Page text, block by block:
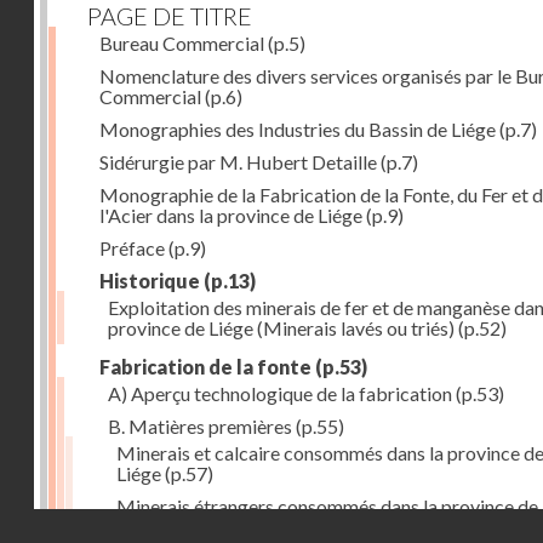
PAGE DE TITRE
Bureau Commercial(p.5)
Nomenclature des divers services organisés par le
Commercial(p.6)
Monographies des Industries du Bassin de Liége(p.7)
Sidérurgie par M. Hubert Detaille(p.7)
Monographie de la Fabrication de la Fonte, du Fer et
l'Acier dans la province de Liége(p.9)
Préface(p.9)
Historique (p.13)
Exploitation des minerais de fer et de manganèse
province de Liége (Minerais lavés ou triés) (p.52)
Fabrication de la fonte (p.53)
A) Aperçu technologique de la fabrication(p.53)
B. Matières premières (p.55)
Minerais et calcaire consommés dans la province de
Liége(p.57)
Minerais étrangers consommés dans la province de